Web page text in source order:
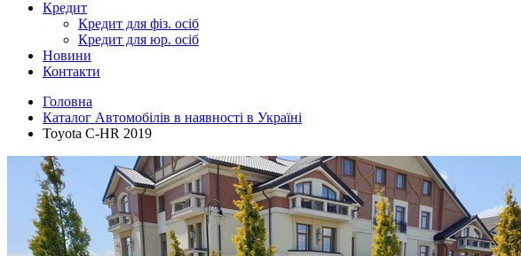
Кредит
Кредит для фіз. осіб
Кредит для юр. осіб
Новини
Контакти
Головна
Каталог Автомобілів в наявності в Україні
Toyota C-HR 2019